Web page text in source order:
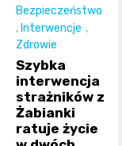
Bezpieczeństwo
, Interwencje ,
Zdrowie
Szybka
interwencja
strażników z
Żabianki
ratuje życie